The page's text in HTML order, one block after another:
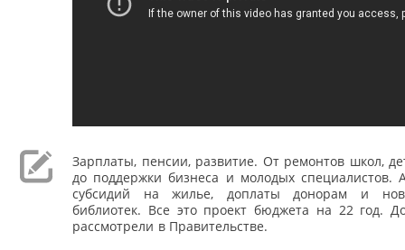
Зарплаты, пенсии, развитие. От ремонтов школ,
до поддержки бизнеса и молодых
субсидий на жилье, доплаты донорам и
библиотек. Все это проект бюджета на 22 год.
рассмотрели в Правительстве.